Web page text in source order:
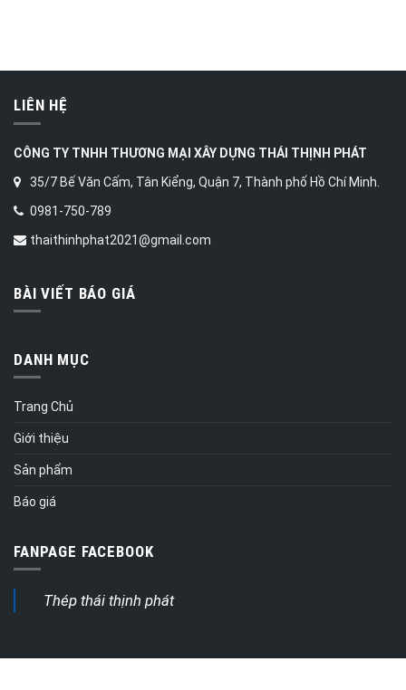
LIÊN HỆ
CÔNG TY TNHH THƯƠNG MẠI XÂY DỰNG THÁI THỊNH PHÁT
35/7 Bế Văn Cấm, Tân Kiểng, Quận 7, Thành phố Hồ Chí Minh.
0981-750-789
thaithinhphat2021@gmail.com
BÀI VIẾT BÁO GIÁ
DANH MỤC
Trang Chủ
Giới thiệu
Sản phẩm
Báo giá
FANPAGE FACEBOOK
Thép thái thịnh phát